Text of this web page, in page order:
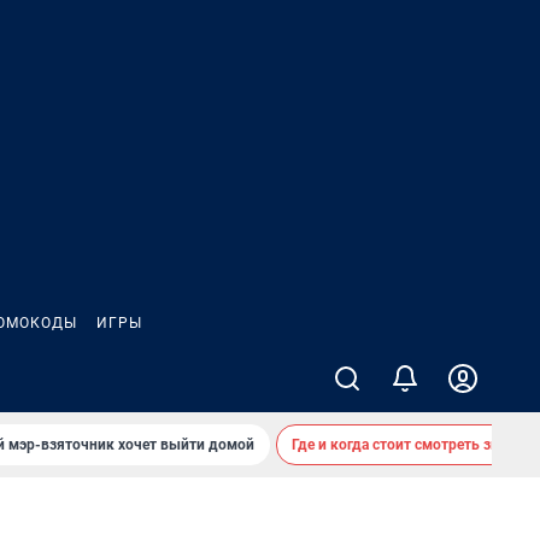
ИГРЫ
мэр-взяточник хочет выйти домой Где и когда стоит смотреть